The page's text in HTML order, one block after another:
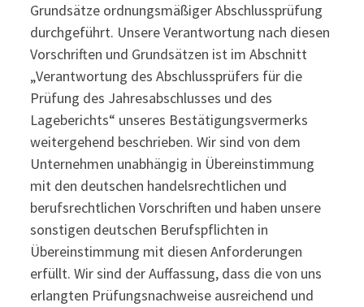
Grundsätze ordnungsmäßiger Abschlussprüfung
durchgeführt. Unsere Verantwortung nach diesen
Vorschriften und Grundsätzen ist im Abschnitt
„Verantwortung des Abschlussprüfers für die
Prüfung des Jahresabschlusses und des
Lageberichts“ unseres Bestätigungsvermerks
weitergehend beschrieben. Wir sind von dem
Unternehmen unabhängig in Übereinstimmung
mit den deutschen handelsrechtlichen und
berufsrechtlichen Vorschriften und haben unsere
sonstigen deutschen Berufspflichten in
Übereinstimmung mit diesen Anforderungen
erfüllt. Wir sind der Auffassung, dass die von uns
erlangten Prüfungsnachweise ausreichend und